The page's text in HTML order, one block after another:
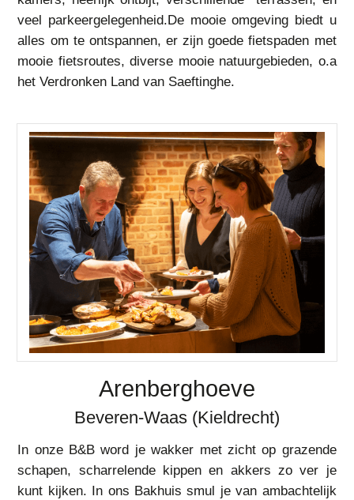
veel parkeergelegenheid.De mooie omgeving biedt u
alles om te ontspannen, er zijn goede fietspaden met
mooie fietsroutes, diverse mooie natuurgebieden, o.a
het Verdronken Land van Saeftinghe.
Arenberghoeve
Beveren-Waas (Kieldrecht)
In onze B&B word je wakker met zicht op grazende
schapen, scharrelende kippen en akkers zo ver je
kunt kijken. In ons Bakhuis smul je van ambachtelijk